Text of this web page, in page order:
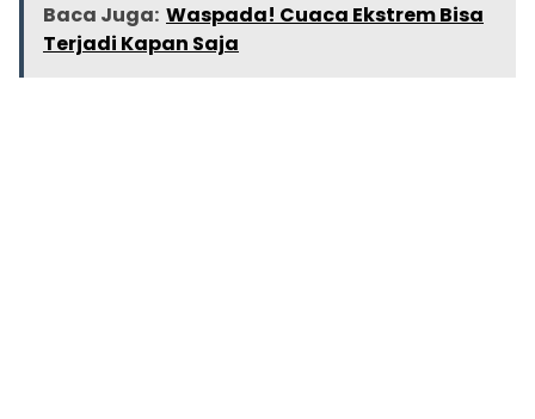
Baca Juga: Waspada! Cuaca Ekstrem Bisa
Terjadi Kapan Saja